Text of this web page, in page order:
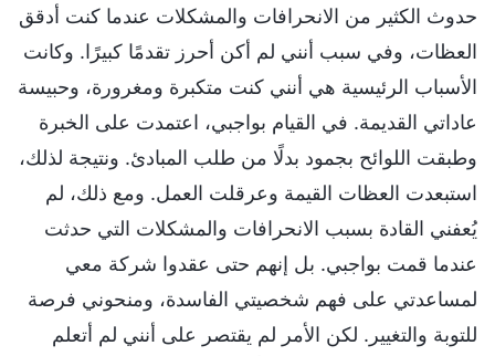
حدوث الكثير من الانحرافات والمشكلات عندما كنت أدقق
العظات، وفي سبب أنني لم أكن أحرز تقدمًا كبيرًا. وكانت
الأسباب الرئيسية هي أنني كنت متكبرة ومغرورة، وحبيسة
عاداتي القديمة. في القيام بواجبي، اعتمدت على الخبرة
وطبقت اللوائح بجمود بدلًا من طلب المبادئ. ونتيجة لذلك،
استبعدت العظات القيمة وعرقلت العمل. ومع ذلك، لم
يُعفني القادة بسبب الانحرافات والمشكلات التي حدثت
عندما قمت بواجبي. بل إنهم حتى عقدوا شركة معي
لمساعدتي على فهم شخصيتي الفاسدة، ومنحوني فرصة
للتوبة والتغيير. لكن الأمر لم يقتصر على أنني لم أتعلم